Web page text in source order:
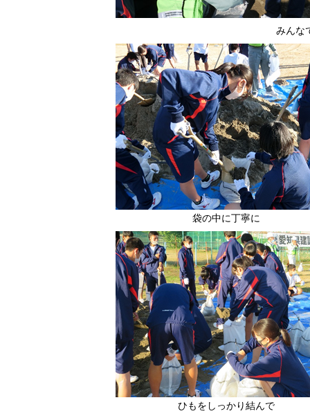
みんな
袋の中に丁寧に
ひもをしっかり結んで